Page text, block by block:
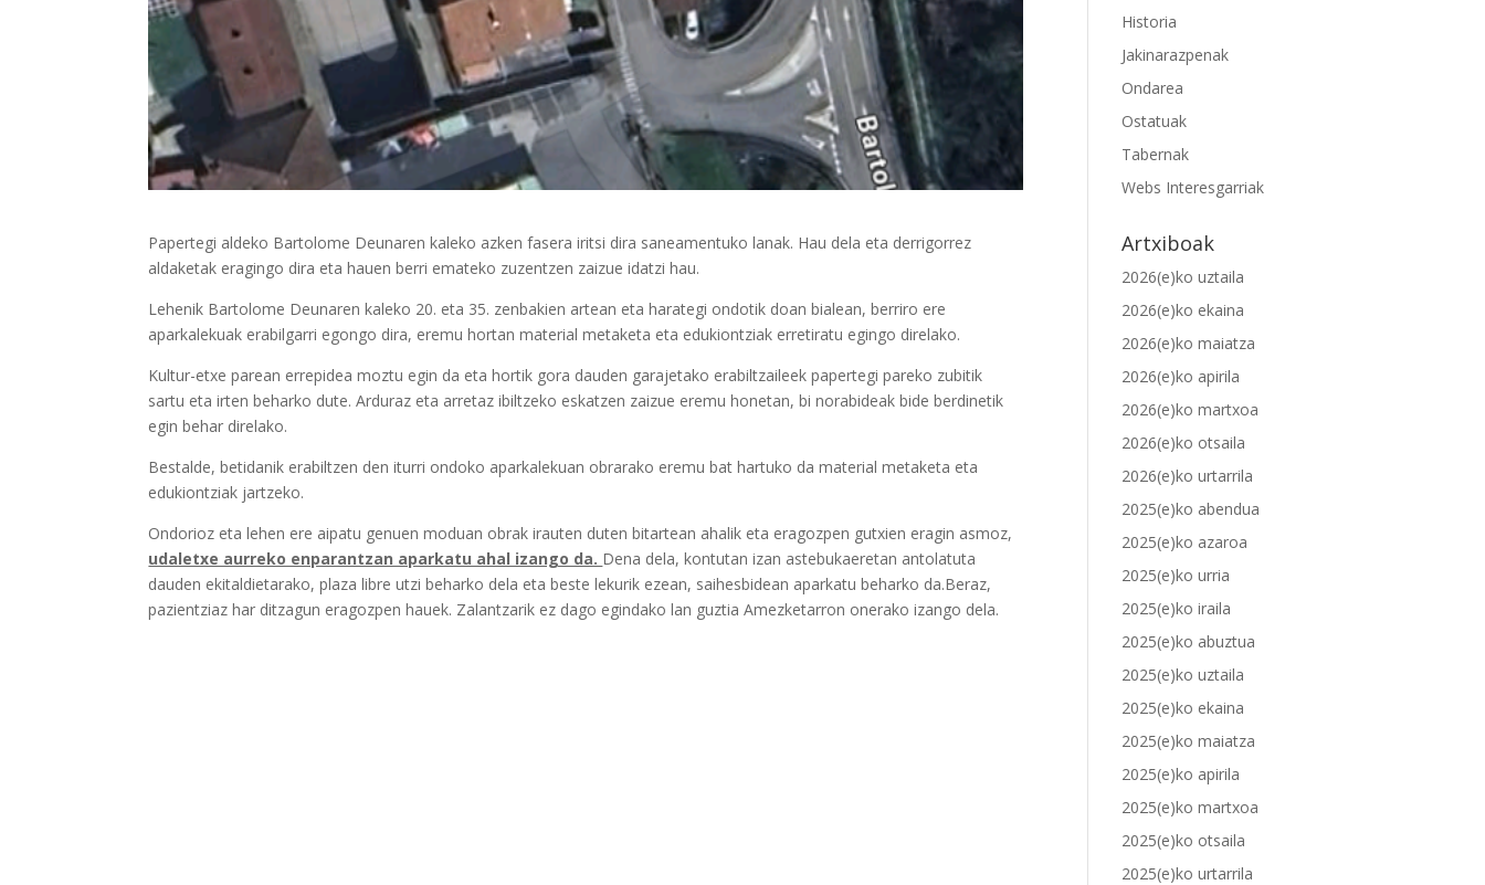
Papertegi aldeko Bartolome Deunaren kaleko azken fasera iritsi dira saneamentuko lanak. Hau dela eta derrigorrez
aldaketak eragingo dira eta hauen berri emateko zuzentzen zaizue idatzi hau.
Lehenik Bartolome Deunaren kaleko 20. eta 35. zenbakien artean eta harategi ondotik doan bialean, berriro ere
aparkalekuak erabilgarri egongo dira, eremu hortan material metaketa eta edukiontziak erretiratu egingo direlako.
Kultur-etxe parean errepidea moztu egin da eta hortik gora dauden garajetako erabiltzaileek papertegi pareko zubitik
sartu eta irten beharko dute. Arduraz eta arretaz ibiltzeko eskatzen zaizue eremu honetan, bi norabideak bide berdinetik
egin behar direlako.
Bestalde, betidanik erabiltzen den iturri ondoko aparkalekuan obrarako eremu bat hartuko da material metaketa eta
edukiontziak jartzeko.
Ondorioz eta lehen ere aipatu genuen moduan obrak irauten duten bitartean ahalik eta eragozpen gutxien eragin asmoz,
udaletxe aurreko enparantzan aparkatu ahal izango da. Dena dela, kontutan izan astebukaeretan antolatuta
dauden ekitaldietarako, plaza libre utzi beharko dela eta beste lekurik ezean, saihesbidean aparkatu beharko da.Beraz,
pazientziaz har ditzagun eragozpen hauek. Zalantzarik ez dago egindako lan guztia Amezketarron onerako izango dela.
Historia
Jakinarazpenak
Ondarea
Ostatuak
Tabernak
Webs Interesgarriak
Artxiboak
2026(e)ko uztaila
2026(e)ko ekaina
2026(e)ko maiatza
2026(e)ko apirila
2026(e)ko martxoa
2026(e)ko otsaila
2026(e)ko urtarrila
2025(e)ko abendua
2025(e)ko azaroa
2025(e)ko urria
2025(e)ko iraila
2025(e)ko abuztua
2025(e)ko uztaila
2025(e)ko ekaina
2025(e)ko maiatza
2025(e)ko apirila
2025(e)ko martxoa
2025(e)ko otsaila
2025(e)ko urtarrila